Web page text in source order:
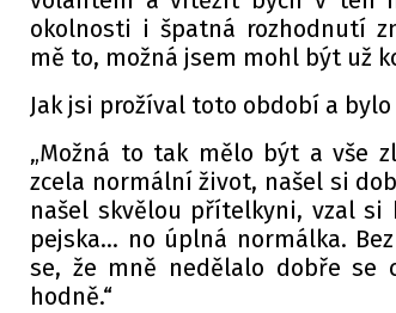
okolnosti i špatná rozhodnutí
mě to, možná jsem mohl být už
Jak jsi prožíval toto období a
„Možná to tak mělo být a vše
zcela normální život, našel si
našel skvělou přítelkyni, vzal
pejska… no úplná normálka.
se, že mně nedělalo dobře se
hodně.“